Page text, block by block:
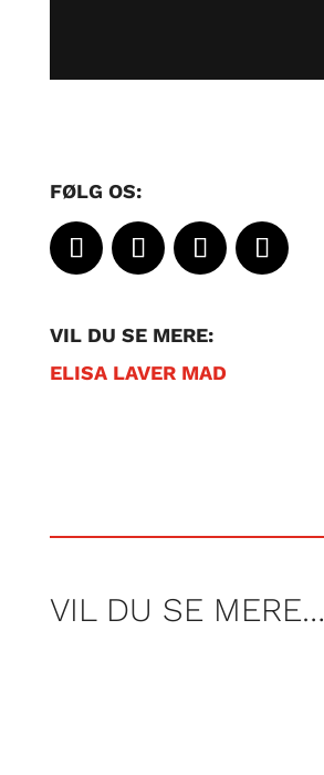
FØLG OS:
VIL DU SE MERE:
ELISA LAVER MAD
VIL DU SE MERE…